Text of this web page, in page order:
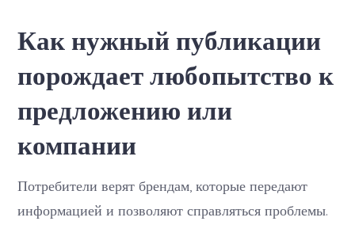
Как нужный публикации
порождает любопытство к
предложению или
компании
Потребители верят брендам, которые передают
информацией и позволяют справляться проблемы.